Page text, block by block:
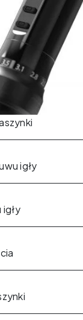
igły
igły